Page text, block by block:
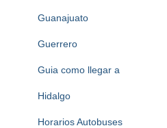
Guanajuato
Guerrero
Guia como llegar a
Hidalgo
Horarios Autobuses